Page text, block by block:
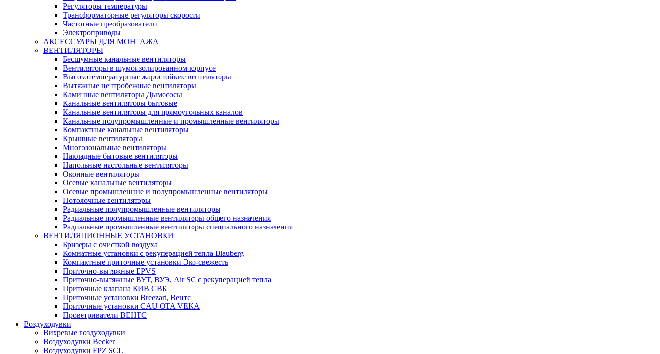
Регуляторы температуры
Трансформаторные регуляторы скорости
Частотные преобразователи
Электроприводы
АКСЕССУАРЫ ДЛЯ МОНТАЖА
ВЕНТИЛЯТОРЫ
Бесшумные канальные вентиляторы
Вентиляторы в шумоизолированном корпусе
Высокотемпературные жаростойкие вентиляторы
Вытяжные центробежные вентиляторы
Каминные вентиляторы Дымососы
Канальные вентиляторы бытовые
Канальные вентиляторы для прямоугольных каналов
Канальные полупромышленные и промышленные вентиляторы
Компактные канальные вентиляторы
Крышные вентиляторы
Многозональные вентиляторы
Накладные бытовые вентиляторы
Напольные настольные вентиляторы
Оконные вентиляторы
Осевые канальные вентиляторы
Осевые промышленные и полупромышленные вентиляторы
Потолочные вентиляторы
Радиальные полупромышленные вентиляторы
Радиальные промышленные вентиляторы общего назначения
Радиальные промышленные вентиляторы специального назначения
ВЕНТИЛЯЦИОННЫЕ УСТАНОВКИ
Бризеры с очисткой воздуха
Комнатные установки с рекуперацией тепла Blauberg
Компактные приточные установки Эко-свежесть
Приточно-вытяжные EPVS
Приточно-вытяжные ВУТ, ВУЭ, Air SC с рекуперацией тепла
Приточные клапана КИВ СВК
Приточные установки Breezart, Вентс
Приточные установки CAU OTA VEKA
Проветриватели ВЕНТС
Воздуходувки
Вихревые воздуходувки
Воздуходувки Becker
Воздуходувки FPZ SCL